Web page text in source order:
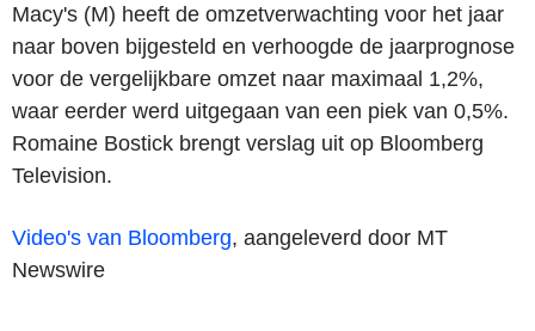
Macy's (M) heeft de omzetverwachting voor het jaar
naar boven bijgesteld en verhoogde de jaarprognose
voor de vergelijkbare omzet naar maximaal 1,2%,
waar eerder werd uitgegaan van een piek van 0,5%.
Romaine Bostick brengt verslag uit op Bloomberg
Television.
Video's van Bloomberg, aangeleverd door MT
Newswire